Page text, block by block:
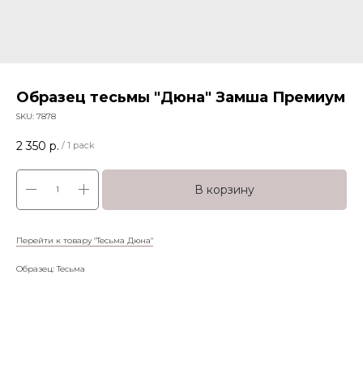
Образец тесьмы "Дюна" Замша Премиум
SKU: 7878
2 350 р. / 1 pack
В корзину
Перейти к товару "Тесьма Дюна"
Образец: Тесьма